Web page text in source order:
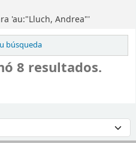
'au:"Lluch, Andrea"'
búsqueda
8 resultados.